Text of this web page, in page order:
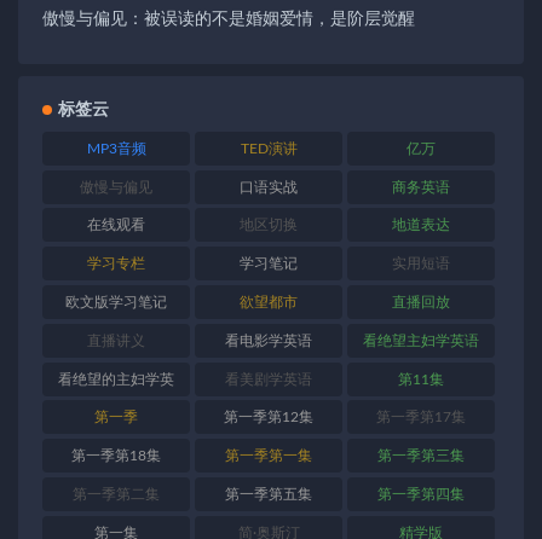
傲慢与偏见：被误读的不是婚姻爱情，是阶层觉醒
标签云
MP3音频 TED演讲 亿万
傲慢与偏见 口语实战 商务英语
在线观看 地区切换 地道表达
学习专栏 学习笔记 实用短语
欧文版学习笔记 欲望都市 直播回放
直播讲义 看电影学英语 看绝望主妇学英语
看绝望的主妇学英
语
看美剧学英语 第11集
第一季 第一季第12集 第一季第17集
第一季第18集 第一季第一集 第一季第三集
第一季第二集 第一季第五集 第一季第四集
第一集 简·奥斯汀 精学版